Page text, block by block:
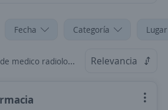
Fecha Categoría
radiologo en Zulia Relevancia